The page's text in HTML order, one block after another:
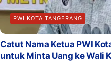
PWI KOTA TANGERANG
Catut Nama Ketua PWI
untuk Minta Uang ke Wali